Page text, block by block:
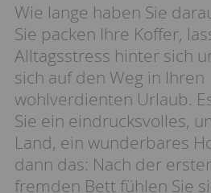
Wie lange haben Sie
Sie packen Ihre Koffer,
Alltagsstress hinter sich
sich auf den Weg in Ihren
wohlverdienten Urlaub.
Sie ein eindrucksvolles,
Land, ein wunderbares
dann das: Nach der
fremden Bett fühlen Sie